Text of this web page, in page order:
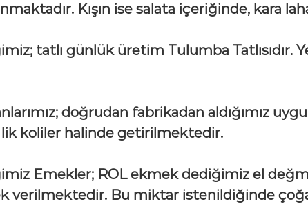
Kışın ise salata içeriğinde, kara
tatlı günlük üretim Tulumba Tatlısıdır.
doğrudan fabrikadan aldığımız
lik koliler halinde getirilmektedir.
Emekler; ROL ekmek dediğimiz el
verilmektedir. Bu miktar istenildiğinde